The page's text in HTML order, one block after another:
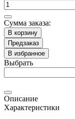
Сумма заказа:
В корзину
Предзаказ
В избранное
Выбрать
Описание
Характеристики